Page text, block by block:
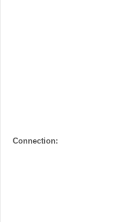
Connection: